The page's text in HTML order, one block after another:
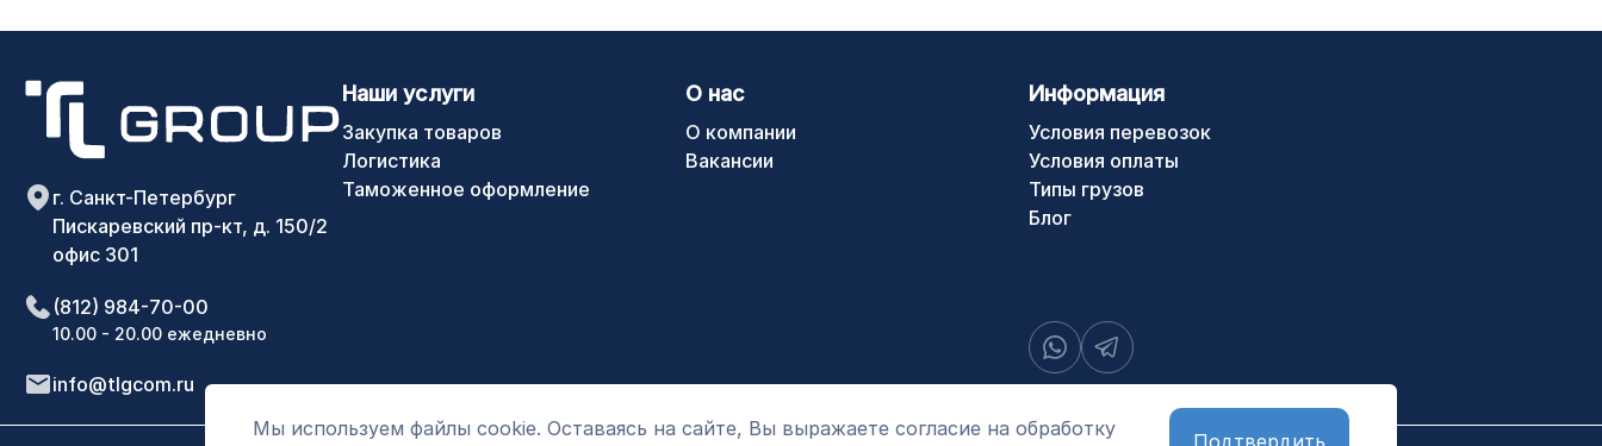
Мы используем файлы cookie. Оставаясь на сайте, Вы выражаете согласие на обработку
Подтвердить
г. Санкт-Петербург
Пискаревский пр-кт, д. 150/2
офис 301
(812) 984-70-00
10.00 - 20.00 ежедневно
info@tlgcom.ru
Закупка товаров
Наши услуги
Логистика
Таможенное оформление
О нас
О компании
Вакансии
Информация
Условия перевозок
Условия оплаты
Типы грузов
Блог